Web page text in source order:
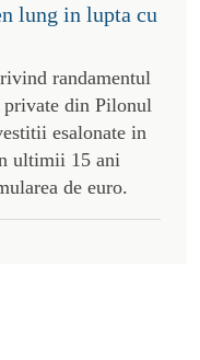
lung in lupta cu
randamentul
din Pilonul
esalonate in
ultimii 15 ani
de euro.